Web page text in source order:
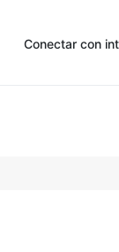
Conectar con